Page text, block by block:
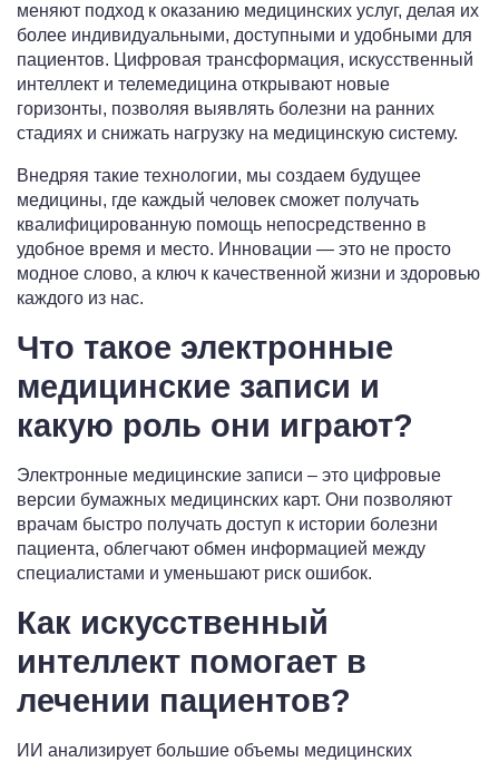
меняют подход к оказанию медицинских услуг, делая их
более индивидуальными, доступными и удобными для
пациентов. Цифровая трансформация, искусственный
интеллект и телемедицина открывают новые
горизонты, позволяя выявлять болезни на ранних
стадиях и снижать нагрузку на медицинскую систему.
Внедряя такие технологии, мы создаем будущее
медицины, где каждый человек сможет получать
квалифицированную помощь непосредственно в
удобное время и место. Инновации — это не просто
модное слово, а ключ к качественной жизни и здоровью
каждого из нас.
Что такое электронные
медицинские записи и
какую роль они играют?
Электронные медицинские записи – это цифровые
версии бумажных медицинских карт. Они позволяют
врачам быстро получать доступ к истории болезни
пациента, облегчают обмен информацией между
специалистами и уменьшают риск ошибок.
Как искусственный
интеллект помогает в
лечении пациентов?
ИИ анализирует большие объемы медицинских